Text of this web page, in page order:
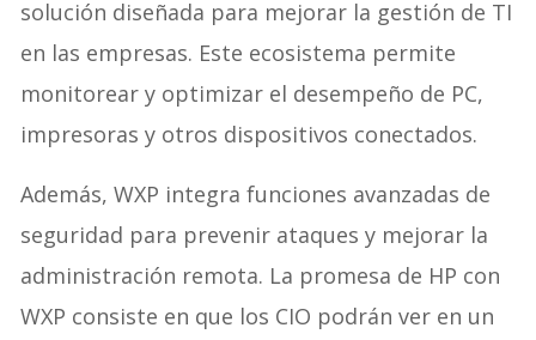
solución diseñada para mejorar la gestión de TI
en las empresas. Este ecosistema permite
monitorear y optimizar el desempeño de PC,
impresoras y otros dispositivos conectados.
Además, WXP integra funciones avanzadas de
seguridad para prevenir ataques y mejorar la
administración remota. La promesa de HP con
WXP consiste en que los CIO podrán ver en un